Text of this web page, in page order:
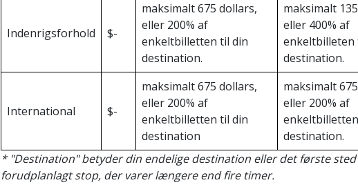
Indenrigsforhold $-
maksimalt 675 dollars,
eller 200% af
enkeltbilletten til din
destination.
maksimalt
eller 400% af
enkeltbilleten
destination.
International $-
maksimalt 675 dollars,
eller 200% af
enkeltbilletten til din
destination
maksimalt
eller 200% af
destination.
* "Destination" betyder din endelige destination eller det første
forudplanlagt stop, der varer længere end fire timer.